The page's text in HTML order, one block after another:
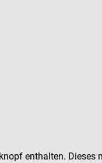
enthalten. Dieses